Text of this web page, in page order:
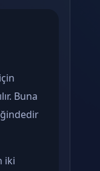
Buna
iki